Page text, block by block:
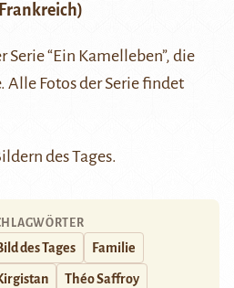
Serie “Ein Kamelleben”, die
Alle Fotos der Serie findet
des Tages.
des Tages Familie
Théo Saffroy